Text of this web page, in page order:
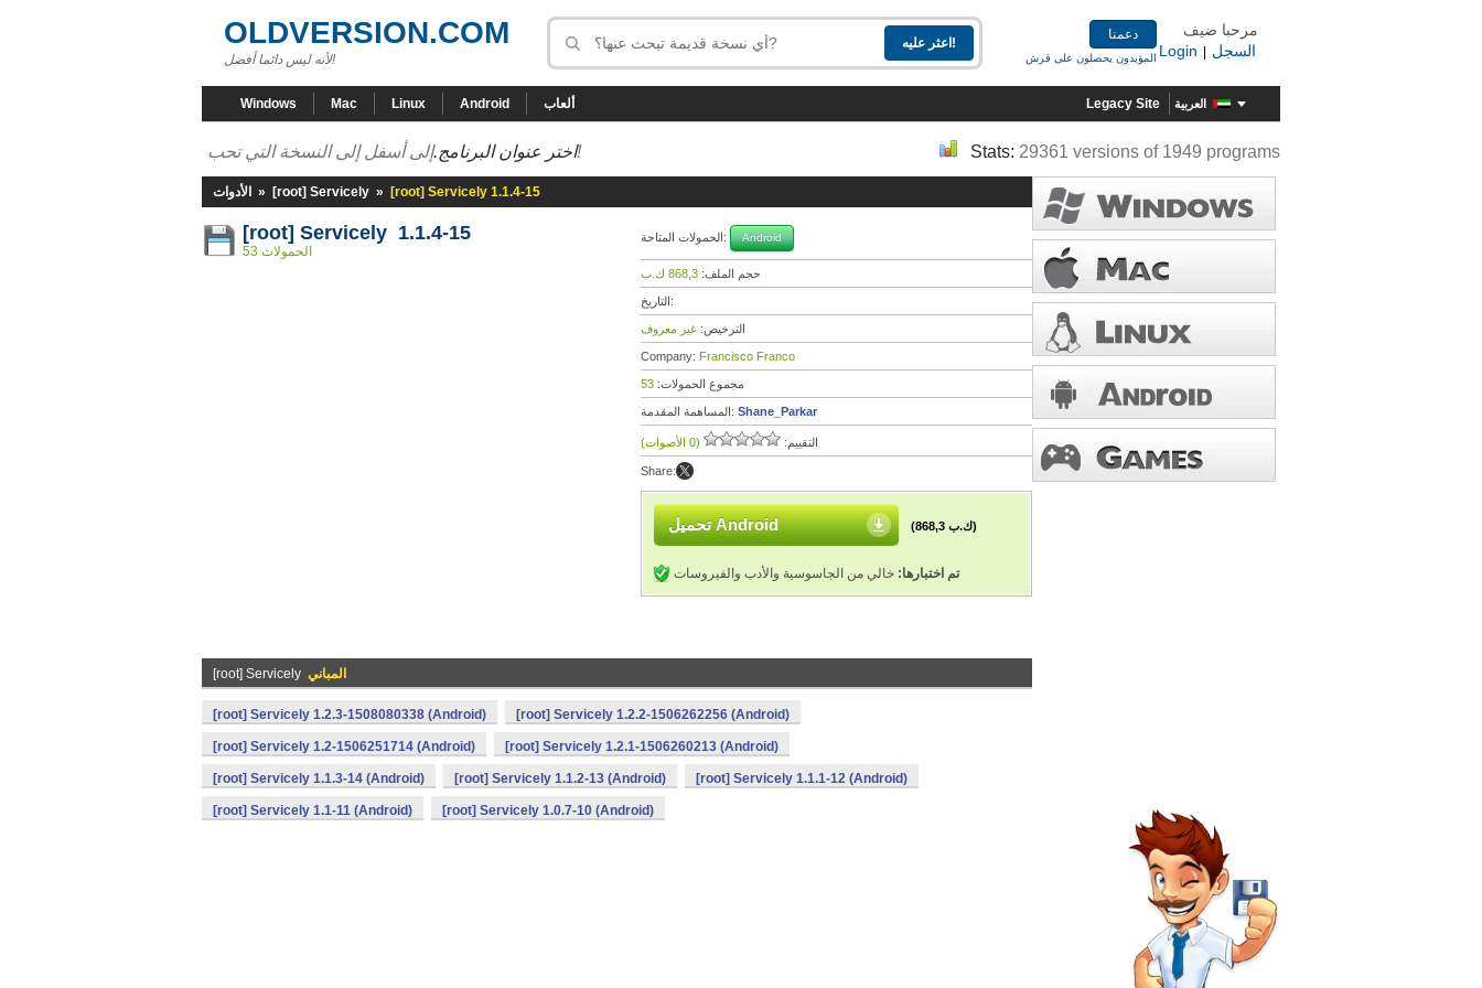
OLDVERSION.COM
لأنه ليس دائما أفضل!
دعمنا
المؤيدون يحصلون على قرش
مرحبا ضيف
Login
السجل
Windows Mac Linux Android ألعاب Legacy Site العربية
اختر عنوان البرنامج.إلى أسفل إلى النسخة التي تحب! Stats: 29361 versions of 1949 programs
الأدوات » [root] Servicely » [root] Servicely 1.1.4-15
[root] Servicely 1.1.4-15
53 الحمولات
الحمولات المتاحة: Android
حجم الملف: 868,3 ك.ب
التاريخ:
الترخيص: غير معروف
Company: Francisco Franco
مجموع الحمولات: 53
المساهمة المقدمة: Shane_Parkar
التقييم: (0 الأصوات)
Share:
تحميل Android (868,3 ك.ب)
تم اختبارها: خالي من الجاسوسية والأدب والفيروسات
[root] Servicely المباني
[root] Servicely 1.2.3-1508080338 (Android) [root] Servicely 1.2.2-1506262256 (Android)
[root] Servicely 1.2-1506251714 (Android) [root] Servicely 1.2.1-1506260213 (Android)
[root] Servicely 1.1.3-14 (Android) [root] Servicely 1.1.2-13 (Android) [root] Servicely 1.1.1-12 (Android)
[root] Servicely 1.1-11 (Android) [root] Servicely 1.0.7-10 (Android)